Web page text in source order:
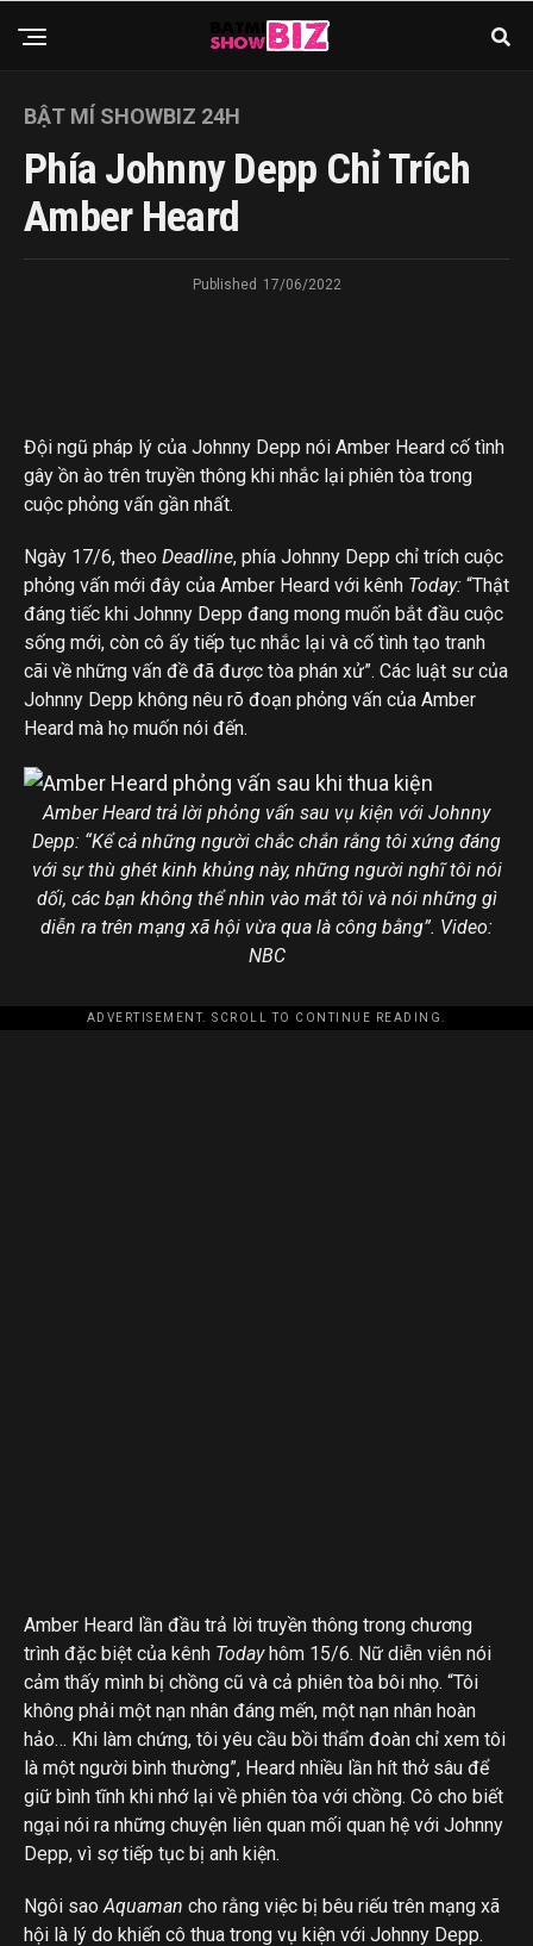
BẬT MÍ SHOWBIZ 24H
Phía Johnny Depp Chỉ Trích
Amber Heard
Published 17/06/2022
Đội ngũ pháp lý của Johnny Depp nói Amber Heard cố tình
gây ồn ào trên truyền thông khi nhắc lại phiên tòa trong
cuộc phỏng vấn gần nhất.
Ngày 17/6, theo Deadline, phía Johnny Depp chỉ trích cuộc
phỏng vấn mới đây của Amber Heard với kênh Today: “Thật
đáng tiếc khi Johnny Depp đang mong muốn bắt đầu cuộc
sống mới, còn cô ấy tiếp tục nhắc lại và cố tình tạo tranh
cãi về những vấn đề đã được tòa phán xử”. Các luật sư của
Johnny Depp không nêu rõ đoạn phỏng vấn của Amber
Heard mà họ muốn nói đến.
Amber Heard trả lời phỏng vấn sau vụ kiện với Johnny
Depp: “Kể cả những người chắc chắn rằng tôi xứng đáng
với sự thù ghét kinh khủng này, những người nghĩ tôi nói
dối, các bạn không thể nhìn vào mắt tôi và nói những gì
diễn ra trên mạng xã hội vừa qua là công bằng”. Video:
NBC
ADVERTISEMENT. SCROLL TO CONTINUE READING.
Amber Heard lần đầu trả lời truyền thông trong chương
trình đặc biệt của kênh Todayhôm 15/6. Nữ diễn viên nói
cảm thấy mình bị chồng cũ và cả phiên tòa bôi nhọ. “Tôi
không phải một nạn nhân đáng mến, một nạn nhân hoàn
hảo… Khi làm chứng, tôi yêu cầu bồi thẩm đoàn chỉ xem tôi
là một người bình thường”, Heard nhiều lần hít thở sâu để
giữ bình tĩnh khi nhớ lại về phiên tòa với chồng. Cô cho biết
ngại nói ra những chuyện liên quan mối quan hệ với Johnny
Depp, vì sợ tiếp tục bị anh kiện.
Ngôi saoAquaman cho rằng việc bị bêu riếu trên mạng xã
hội là lý do khiến cô thua trong vụ kiện với Johnny Depp.